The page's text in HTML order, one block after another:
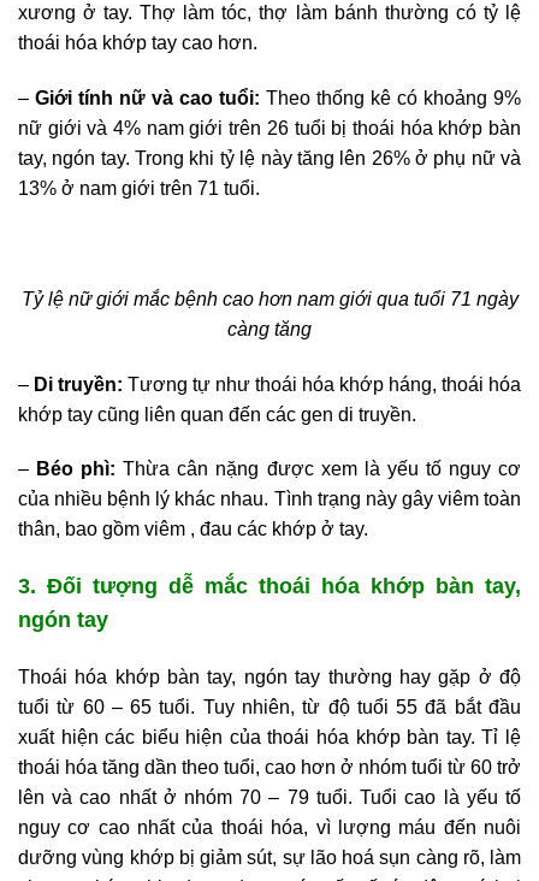
xương ở tay. Thợ làm tóc, thợ làm bánh thường có tỷ lệ
thoái hóa khớp tay cao hơn.
– Giới tính nữ và cao tuổi: Theo thống kê có khoảng 9%
nữ giới và 4% nam giới trên 26 tuổi bị thoái hóa khớp bàn
tay, ngón tay. Trong khi tỷ lệ này tăng lên 26% ở phụ nữ và
13% ở nam giới trên 71 tuổi.
Tỷ lệ nữ giới mắc bệnh cao hơn nam giới qua tuổi 71 ngày
càng tăng
– Di truyền: Tương tự như thoái hóa khớp háng, thoái hóa
khớp tay cũng liên quan đến các gen di truyền.
– Béo phì: Thừa cân nặng được xem là yếu tố nguy cơ
của nhiều bệnh lý khác nhau. Tình trạng này gây viêm toàn
thân, bao gồm viêm , đau các khớp ở tay.
3. Đối tượng dễ mắc thoái hóa khớp bàn tay,
ngón tay
Thoái hóa khớp bàn tay, ngón tay thường hay gặp ở độ
tuổi từ 60 – 65 tuổi. Tuy nhiên, từ độ tuổi 55 đã bắt đầu
xuất hiện các biểu hiện của thoái hóa khớp bàn tay. Tỉ lệ
thoái hóa tăng dần theo tuổi, cao hơn ở nhóm tuổi từ 60 trở
lên và cao nhất ở nhóm 70 – 79 tuổi. Tuổi cao là yếu tố
nguy cơ cao nhất của thoái hóa, vì lượng máu đến nuôi
dưỡng vùng khớp bị giảm sút, sự lão hoá sụn càng rõ, làm